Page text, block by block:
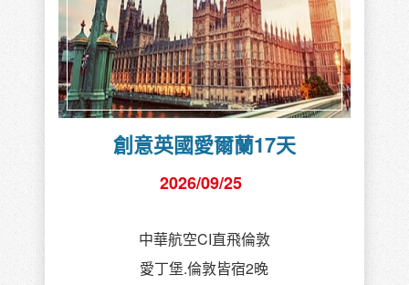
創意英國愛爾蘭17天
2026/09/25
中華航空CI直飛倫敦
愛丁堡.倫敦皆宿2晚